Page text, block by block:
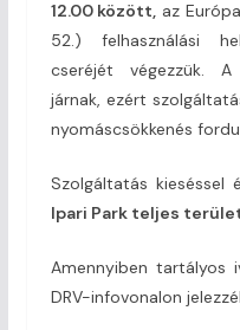
12.00 között, az
52.) felhasználási
cseréjét végezzük. A
járnak, ezért
nyomáscsökkenés
Szolgáltatás kieséssel
Ipari Park teljes
Amennyiben tartályos
DRV-infovonalon